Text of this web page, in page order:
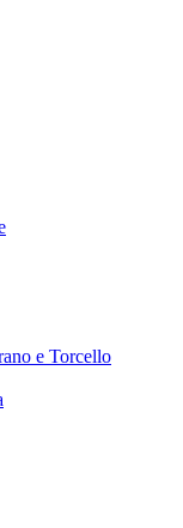
e Torcello